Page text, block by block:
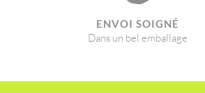
ENVOI SOIGNÉ​
Dans un bel emballage